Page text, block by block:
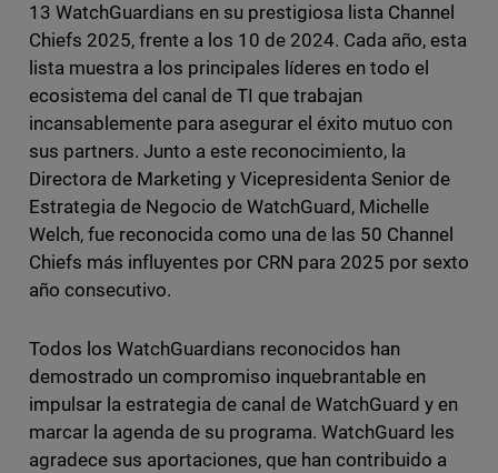
13 WatchGuardians en su prestigiosa lista Channel
Chiefs 2025, frente a los 10 de 2024. Cada año, esta
lista muestra a los principales líderes en todo el
ecosistema del canal de TI que trabajan
incansablemente para asegurar el éxito mutuo con
sus partners. Junto a este reconocimiento, la
Directora de Marketing y Vicepresidenta Senior de
Estrategia de Negocio de WatchGuard, Michelle
Welch, fue reconocida como una de las 50 Channel
Chiefs más influyentes por CRN para 2025 por sexto
año consecutivo.
Todos los WatchGuardians reconocidos han
demostrado un compromiso inquebrantable en
impulsar la estrategia de canal de WatchGuard y en
marcar la agenda de su programa. WatchGuard les
agradece sus aportaciones, que han contribuido a